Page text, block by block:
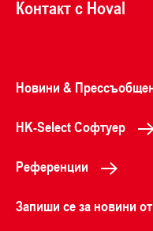
Контакт с Hoval
Новини &
HK-Select Софтуер
Референции
Запиши се за новини